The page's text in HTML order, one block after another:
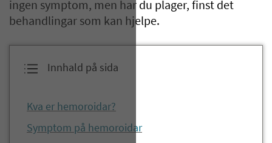
ingen symptom, men har du plager, finst det
behandlingar som kan hjelpe.
Innhald på sida
Kva er hemoroidar?
Symptom på hemoroidar